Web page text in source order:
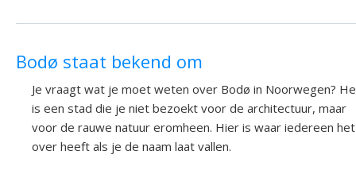
Bodø staat bekend om
Je vraagt wat je moet weten over Bodø in Noorwegen?
is een stad die je niet bezoekt voor de architectuur, maar
voor de rauwe natuur eromheen. Hier is waar iedereen het
over heeft als je de naam laat vallen.